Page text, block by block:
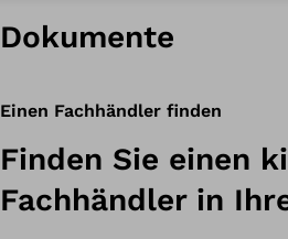
Dokumente
Einen Fachhändler finden
Finden Sie einen
Fachhändler in